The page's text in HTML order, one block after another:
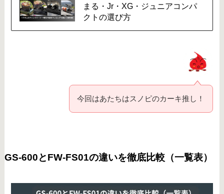
まる・Jr・XG・ジュニアコンパ
クトの選び方
今回はあたちはスノピのカーキ推し！
GS-600とFW-FS01の違いを徹底比較（一覧表）